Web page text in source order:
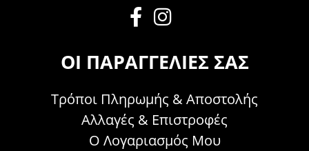
ΟΙ ΠΑΡΑΓΓΕΛΊΕΣ ΣΑΣ
Τρόποι Πληρωμής & Αποστολής
Αλλαγές & Επιστροφές
Ο Λογαριασμός Μου